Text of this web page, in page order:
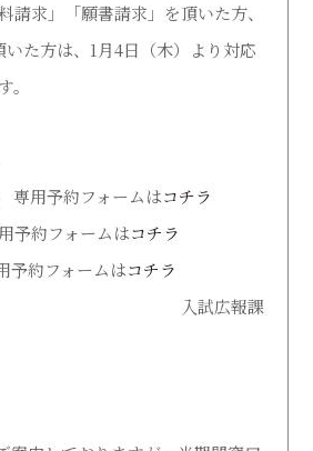
在学生の方
地域・企業・園の方
請求」「願書請求」を頂いた方、
た方は、1月4日（木）より対応
専用予約フォームはコチラ
予約フォームはコチラ
予約フォームはコチラ
入試広報課